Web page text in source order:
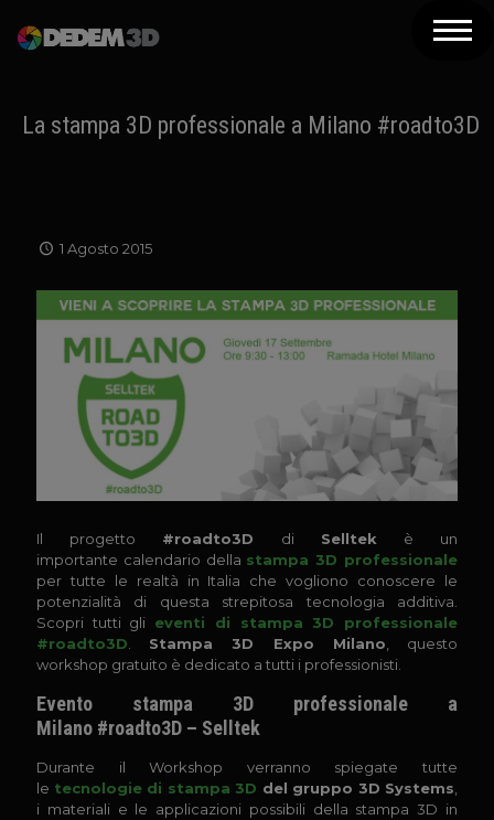
Prodotti
Servizi
Assistenza
Contatti
Newsletter
La stampa 3D professionale a Milano #roadto3D
1 Agosto 2015
Il progetto #roadto3D di Selltek è un
importante calendario della stampa 3D professionale
per tutte le realtà in Italia che vogliono conoscere le
potenzialità di questa strepitosa tecnologia additiva.
Scopri tutti gli eventi di stampa 3D professionale
#roadto3D
Stampa 3D Expo Milano , questo
workshop gratuito è dedicato a tutti i professionisti.
Evento stampa 3D professionale a
Milano #roadto3D – Selltek
Durante il Workshop verranno spiegate tutte
le tecnologie di stampa 3D del gruppo 3D Systems
i materiali e le applicazioni possibili della stampa 3D in